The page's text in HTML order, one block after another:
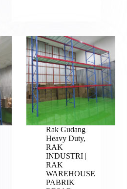
Rak Gudang
Heavy Duty,
RAK
INDUSTRI |
RAK
WAREHOUSE
PABRIK